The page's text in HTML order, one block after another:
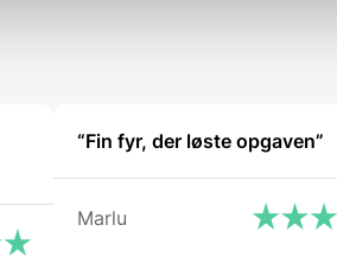
“Fin fyr, der løste opgaven”
Marlu